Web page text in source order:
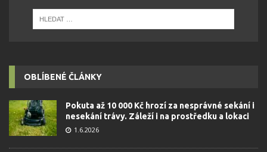
OBLÍBENÉ ČLÁNKY
Pokuta až 10 000 Kč hrozí za nesprávné sekání i
nesekání trávy. Záleží i na prostředku a lokaci
1.6.2026